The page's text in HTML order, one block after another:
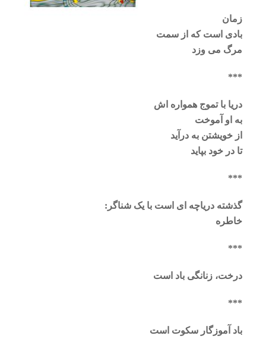
زمان
بادی است که از سمت
مرگ می وزد
***
دریا با تموج همواره اش
به او آموخت
از خویشتن به درآید
تا در خود بپاید
***
گذشته دریاچه ای است با یک شناگر:
خاطره
***
درخت، زنانگی باد است
***
باد آموزگار سکوت است